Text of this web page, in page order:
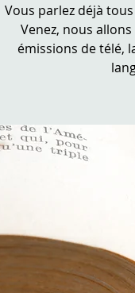
Vous parlez déjà
Venez, nous
émissions de télé,